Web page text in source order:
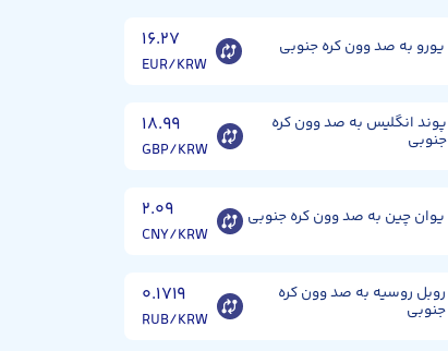
یورو به صد وون کره جنوبی ۱۶.۲۷
EUR/KRW
پوند انگلیس به صد وون کره
جنوبی
۱۸.۹۹
GBP/KRW
یوان چین به صد وون کره جنوبی ۲.۰۹
CNY/KRW
روبل روسیه به صد وون کره
جنوبی
۰.۱۷۱۹
RUB/KRW